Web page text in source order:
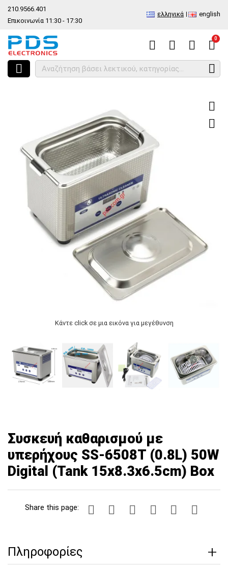
210.9566.401
Επικοινωνία 11:30 - 17:30
ελληνικά english
0
HOME Συσκευή καθαρισμού με υπερήχους SS-6508T (0.8L) 50W
Κάντε click σε μια εικόνα για μεγέθυνση
Συσκευή καθαρισμού με
υπερήχους SS-6508T (0.8L) 50W
Digital (Tank 15x8.3x6.5cm) Box
Share this page:
Πληροφορίες